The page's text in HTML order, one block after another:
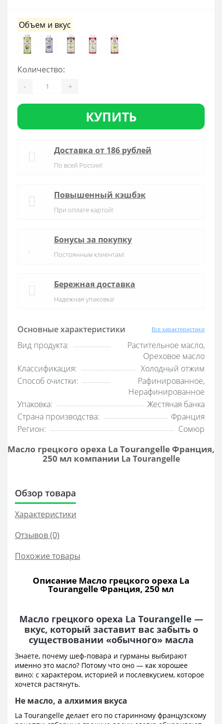
Основные характеристики Все характеристики
Вид продукта:
Растительное масло,
Ореховое масло
Классификация:
Холодный отжим
Способ очистки:
Рафинированное,
Нерафинированное
Упаковка:
Жестяная банка
Страна производства:
Франция
Регион:
Сомюр
Объем и вкус
Количество:
- +
КУПИТЬ
Доставка от 186 рублей
По всей России!
Повышенный кэшбэк
При оплате картой!
Бонусы за покупку
Постоянным клиентам!
Бережная доставка
Надежная упаковка!
Масло грецкого ореха La Tourangelle Франция,
250 мл компании La Tourangelle
Обзор товара
Характеристики
Отзывов (0)
Похожие товары
Описание Масло грецкого ореха La
Tourangelle Франция, 250 мл
Масло грецкого ореха La Tourangelle —
вкус, который заставит вас забыть о
существовании «обычного» масла
Знаете, почему шеф-повара и гурманы выбирают
именно это масло? Потому что оно — как хорошее
вино: с характером, историей и послевкусием, которое
хочется растянуть.
Не масло, а алхимия вкуса
La Tourangelle делает его по старинному французскому